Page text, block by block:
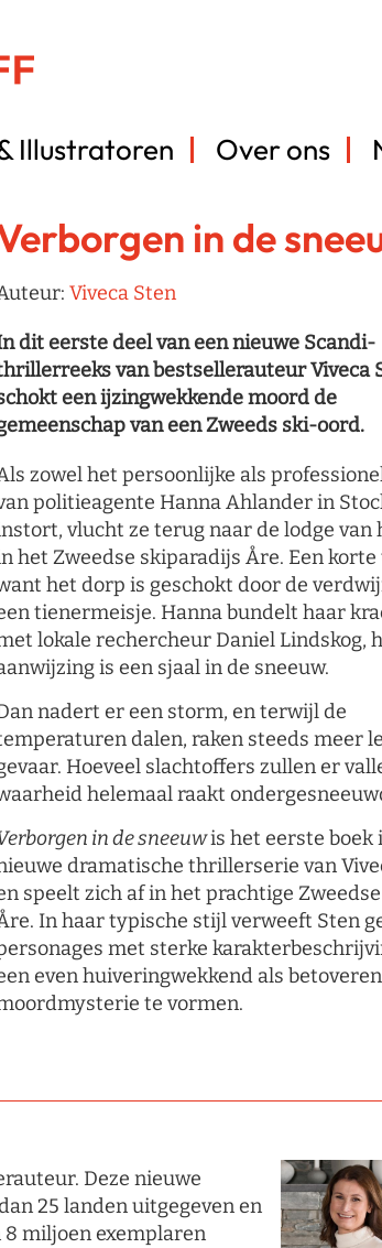
Illustratoren Over ons
in de
Viveca Sten
dit eerste deel van een nieuwe Scandi-
van bestsellerauteur Viveca
een ijzingwekkende moord de
van een Zweeds ski-oord.
zowel het persoonlijke als
politieagente Hanna Ahlander in
vlucht ze terug naar de lodge van
het Zweedse skiparadijs Åre. Een
het dorp is geschokt door de
tienermeisje. Hanna bundelt haar
lokale rechercheur Daniel Lindskog,
is een sjaal in de sneeuw.
nadert er een storm, en terwijl de
dalen, raken steeds meer
Hoeveel slachtoffers zullen er
helemaal raakt
in de sneeuwis het eerste boek
dramatische thrillerserie van
speelt zich af in het prachtige
In haar typische stijl verweeft Sten
met sterke
even huiveringwekkend als
te vormen.
Deze nieuwe
25 landen uitgegeven en
miljoen exemplaren